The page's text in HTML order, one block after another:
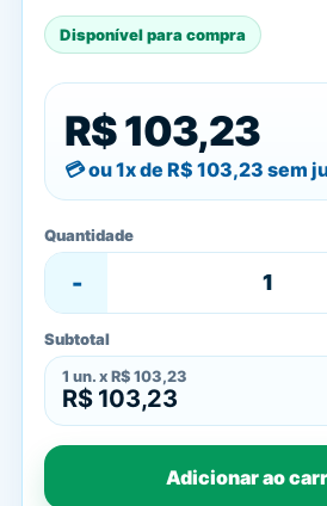
Disponível para compra
R$ 103,23
ou 1x de R$ 103,23 sem
Quantidade
-
Subtotal
1 un. x R$ 103,23
R$ 103,23
Adicionar ao